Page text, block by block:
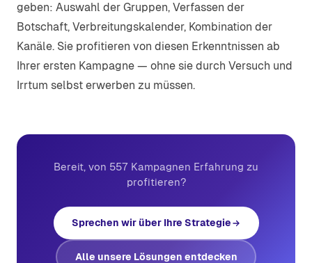
geben: Auswahl der Gruppen, Verfassen der
Botschaft, Verbreitungskalender, Kombination der
Kanäle. Sie profitieren von diesen Erkenntnissen ab
Ihrer ersten Kampagne — ohne sie durch Versuch und
Irrtum selbst erwerben zu müssen.
Bereit, von 557 Kampagnen Erfahrung zu
profitieren?
Sprechen wir über Ihre Strategie
Alle unsere Lösungen entdecken